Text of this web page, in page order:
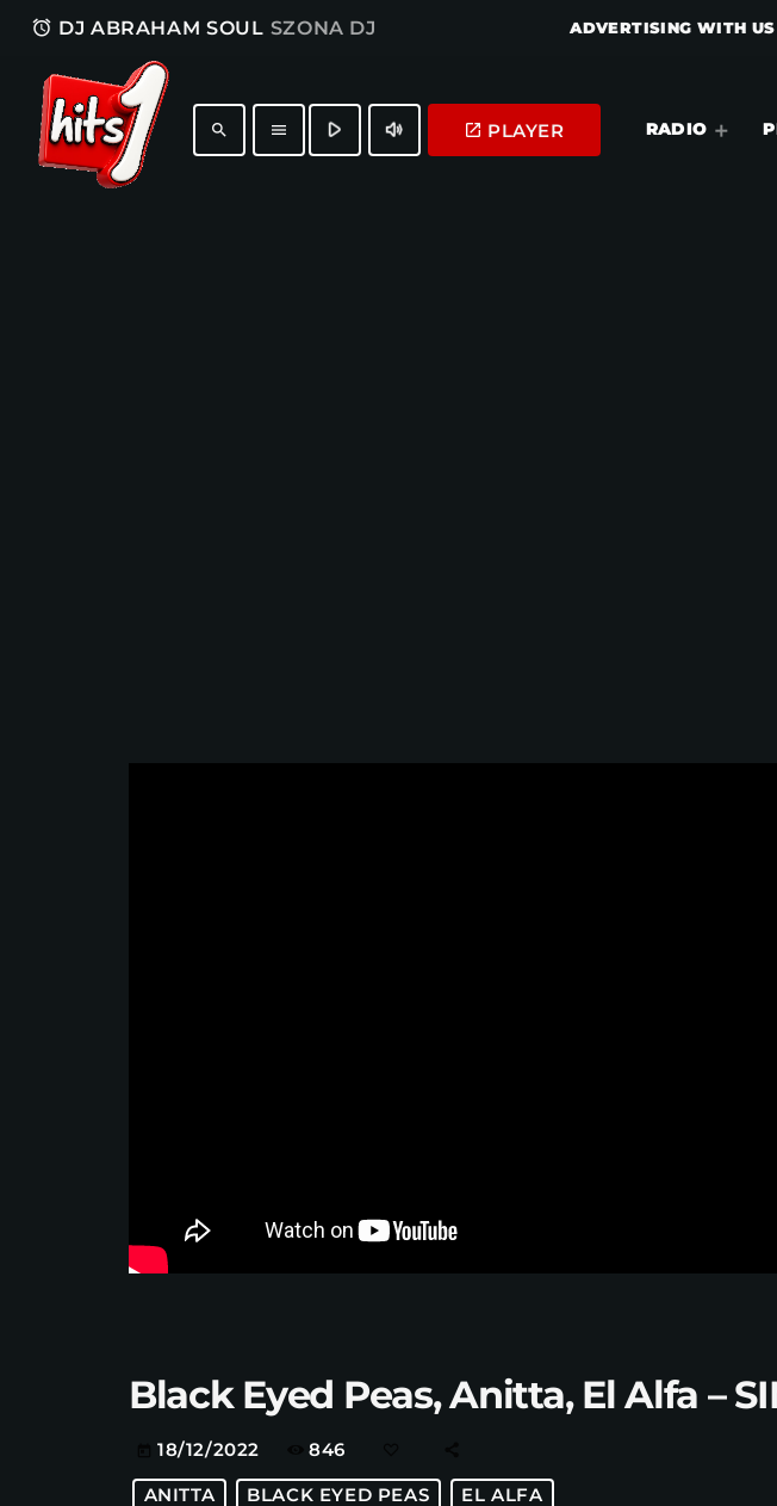
access_alarm DJ ABRAHAM SOUL SZONA DJ ADVERTISING WITH
RADIO
search menu play_arrow volume_up launch PLAYER
Black Eyed Peas, Anitta, El Alfa –
18/12/2022 846
ANITTA BLACK EYED PEAS EL ALFA